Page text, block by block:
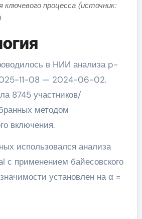
ключевого процесса (источник:
в НИИ анализа p-
11-08 — 2024-06-02.
8745 участников/
методом
включения.
использовался анализа
с применением байесовского
установлен на α =